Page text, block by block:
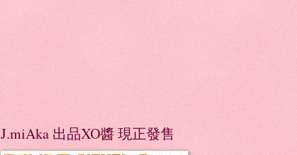
J.miAka 出品XO醬 現正發售